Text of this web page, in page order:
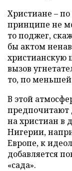
Христиане –
принципе не
то поджег,
бы актом
христианскую
вызов
то, по
В этой
предпочитают
на христиан в
Нигерии,
Европе, к
добавляется
«сада».